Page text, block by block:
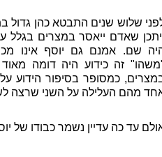
שלוש שנים התבטא כהן גדול
שאדם ייאסר במצרים בגלל
שם. אמנם גם יוסף אינו
זה כידוע היה דומה
כמסופר בסיפור הידוע
מהם העלילה על השני שרצה
עד כה עדיין נשמר כבודו של